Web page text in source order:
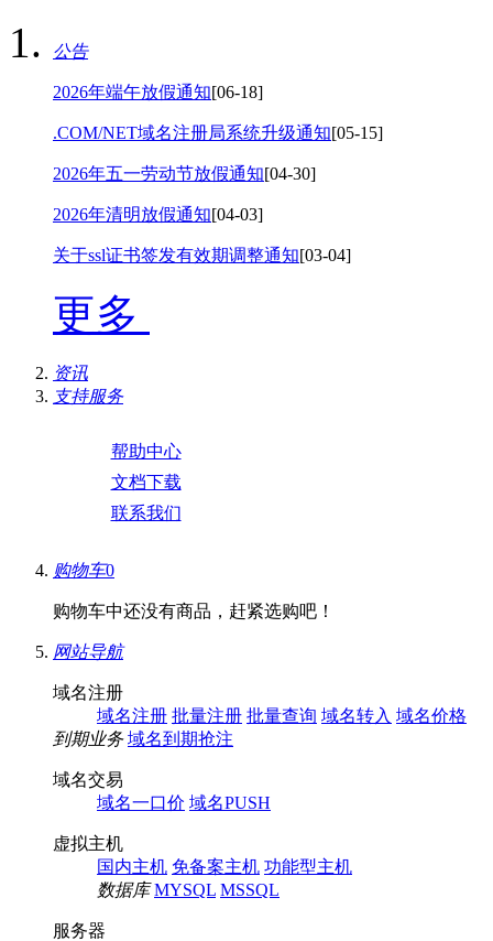
公告
2026年端午放假通知[06-18]
.COM/NET域名注册局系统升级通知[05-15]
2026年五一劳动节放假通知[04-30]
2026年清明放假通知[04-03]
关于ssl证书签发有效期调整通知[03-04]
更多
资讯
支持服务
帮助中心
文档下载
联系我们
购物车0
购物车中还没有商品，赶紧选购吧！
网站导航
域名注册
域名注册 批量注册 批量查询 域名转入 域名价格
到期业务 域名到期抢注
域名交易
域名一口价 域名PUSH
虚拟主机
国内主机 免备案主机 功能型主机
数据库 MYSQL MSSQL
服务器